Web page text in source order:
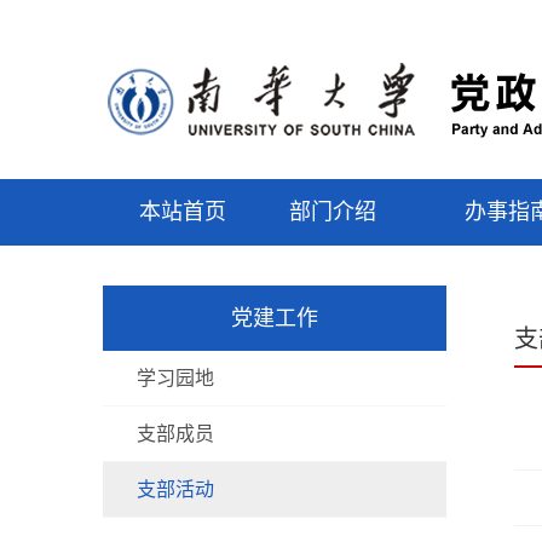
本站首页 部门介绍 办事指
党建工作
学习园地
支部成员
支部活动